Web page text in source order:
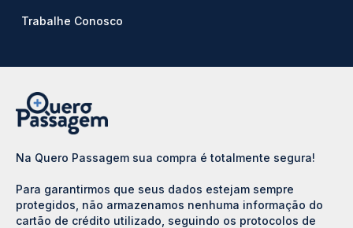
Trabalhe Conosco
Na Quero Passagem sua compra é totalmente segura!
Para garantirmos que seus dados estejam sempre
protegidos, não armazenamos nenhuma informação do
cartão de crédito utilizado, seguindo os protocolos de